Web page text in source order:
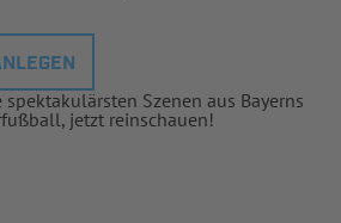
Szenen aus Bayerns
jetzt reinschauen!